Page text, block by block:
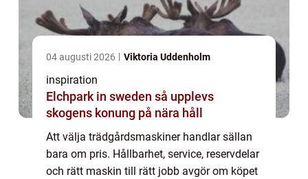
04 augusti 2026 Viktoria Uddenholm
inspiration
Elchpark in sweden så upplevs
skogens konung på nära håll
Att välja trädgårdsmaskiner handlar sällan
bara om pris. Hållbarhet, service, reservdelar
och rätt maskin till rätt jobb avgör om köpet